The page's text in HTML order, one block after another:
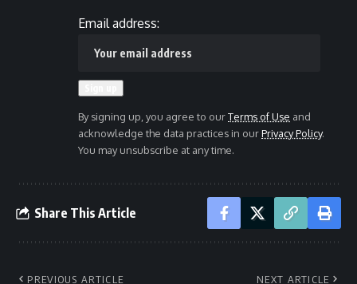
Email address:
By signing up, you agree to ourTerms of Use and
acknowledge the data practices in ourPrivacy Policy.
You may unsubscribe at any time.
Share This Article
PREVIOUS ARTICLE NEXT ARTICLE